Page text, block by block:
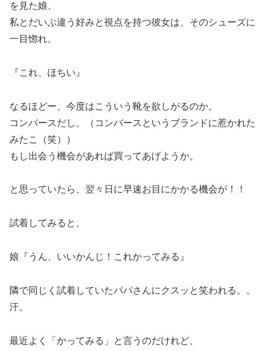
を見た娘、
私とだいぶ違う好みと視点を持つ彼女は、そのシューズに
一目惚れ。
『これ、ほちい』
なるほどー、今度はこういう靴を欲しがるのか。
コンバースだし、（コンバースというブランドに惹かれた
みたこ（笑））
もし出会う機会があれば買ってあげようか。
と思っていたら、翌々日に早速お目にかかる機会が！！
試着してみると、
娘『うん、いいかんじ！これかってみる』
隣で同じく試着していたパパさんにクスッと笑われる。。
汗。
最近よく「かってみる」と言うのだけれど、